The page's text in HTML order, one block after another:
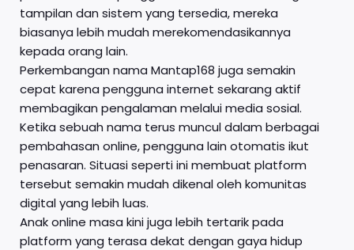
tampilan dan sistem yang tersedia, mereka
biasanya lebih mudah merekomendasikannya
kepada orang lain.
Perkembangan nama Mantap168 juga semakin
cepat karena pengguna internet sekarang aktif
membagikan pengalaman melalui media sosial.
Ketika sebuah nama terus muncul dalam berbagai
pembahasan online, pengguna lain otomatis ikut
penasaran. Situasi seperti ini membuat platform
tersebut semakin mudah dikenal oleh komunitas
digital yang lebih luas.
Anak online masa kini juga lebih tertarik pada
platform yang terasa dekat dengan gaya hidup